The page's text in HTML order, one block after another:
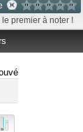
le premier à noter !